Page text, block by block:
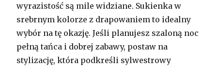
wyrazistość są mile widziane. Sukienka w
srebrnym kolorze z drapowaniem to idealny
wybór na tę okazję. Jeśli planujesz szaloną noc
pełną tańca i dobrej zabawy, postaw na
stylizację, która podkreśli sylwestrowy